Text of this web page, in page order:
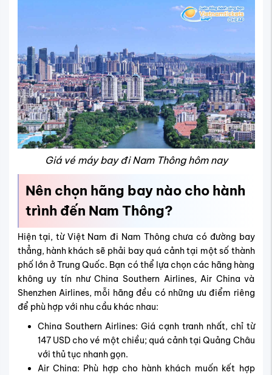
Giá vé máy bay đi Nam Thông hôm nay
Nên chọn hãng bay nào cho hành
trình đến Nam Thông?
Hiện tại, từ Việt Nam đi Nam Thông chưa có đường bay
thẳng, hành khách sẽ phải bay quá cảnh tại một số thành
phố lớn ở Trung Quốc. Bạn có thể lựa chọn các hãng hàng
không uy tín như China Southern Airlines, Air China và
Shenzhen Airlines, mỗi hãng đều có những ưu điểm riêng
để phù hợp với nhu cầu khác nhau:
China Southern Airlines: Giá cạnh tranh nhất, chỉ từ
147 USD cho vé một chiều; quá cảnh tại Quảng Châu
với thủ tục nhanh gọn.
Air China: Phù hợp cho hành khách muốn kết hợp